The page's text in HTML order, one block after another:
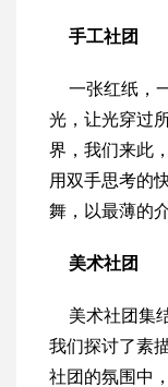
手工社团
一张红纸，
光，让光穿过
界，我们来此
用双手思考的
舞，以最薄的
美术社团
美术社团集
我们探讨了素
社团的氛围中